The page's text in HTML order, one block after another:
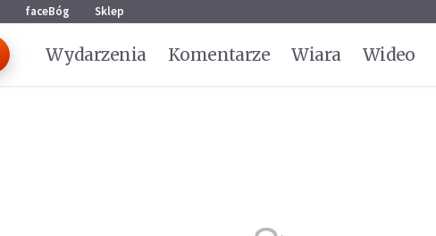
faceBóg Sklep
Wydarzenia Komentarze Wiara Wideo